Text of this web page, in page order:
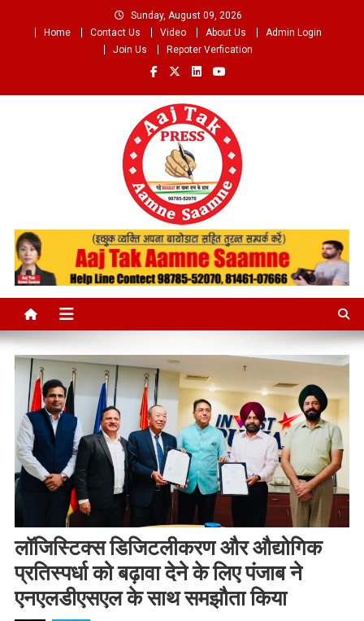
Sunday, August 09, 2026
Home
Contact Us Video About Us
Admin Login
Join Us
Repoter Verfication
Aaj Tak Aamne Saamne.com
लॉजिस्टिक्स डिजिटलीकरण और औद्योगिक
प्रतिस्पर्धा को बढ़ावा देने के लिए पंजाब ने
एनएलडीएसएल के साथ समझौता किया